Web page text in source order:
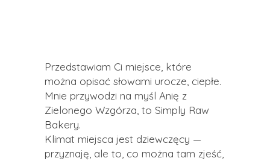
Przedstawiam Ci miejsce, które
można opisać słowami urocze, ciepłe.
Mnie przywodzi na myśl Anię z
Zielonego Wzgórza, to Simply Raw
Bakery.
Klimat miejsca jest dziewczęcy —
przyznaję, ale to, co można tam zjeść,